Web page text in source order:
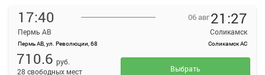
17:40
Пермь АВ
Пермь АВ, ул. Революции, 68
06 авг21:27
Соликамск
Соликамск АС
710.6 руб.
28 свободных мест
Выбрать